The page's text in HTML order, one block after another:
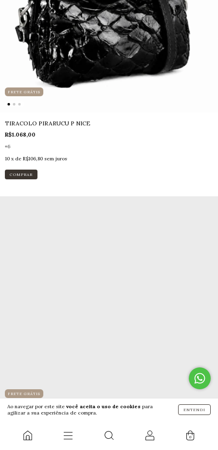
Ao navegar por este site você aceita o uso de cookies para
agilizar a sua experiência de compra.
ENTENDI
0
FRETE GRÁTIS
TIRACOLO PIRARUCU P NICE
R$1.068,00
+6
10 x de R$106,80 sem juros
COMPRAR
FRETE GRÁTIS
R$998,00